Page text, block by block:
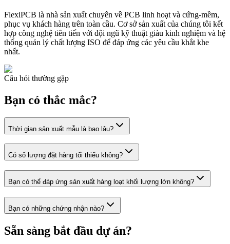
FlexiPCB là nhà sản xuất chuyên về PCB linh hoạt và cứng-mềm,
phục vụ khách hàng trên toàn cầu. Cơ sở sản xuất của chúng tôi kết
hợp công nghệ tiên tiến với đội ngũ kỹ thuật giàu kinh nghiệm và hệ
thống quản lý chất lượng ISO để đáp ứng các yêu cầu khắt khe
nhất.
Câu hỏi thường gặp
Bạn có thắc mắc?
Thời gian sản xuất mẫu là bao lâu?
Có số lượng đặt hàng tối thiểu không?
Bạn có thể đáp ứng sản xuất hàng loạt khối lượng lớn không?
Bạn có những chứng nhận nào?
Sẵn sàng bắt đầu dự án?